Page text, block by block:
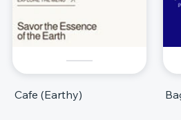
Cafe (Earthy)